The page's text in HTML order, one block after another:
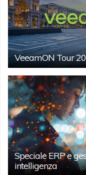
VeeamON Tour
Speciale ERP e
intelligenza